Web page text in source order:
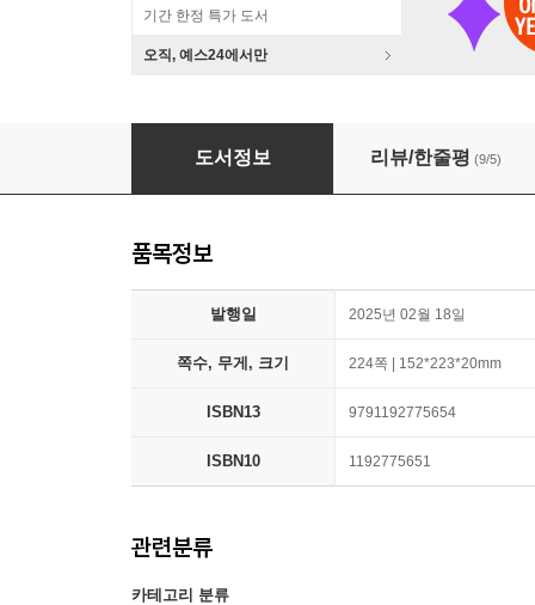
기간 한정 특가 도서
오직, 예스24에서만
우리는 AI와 공부한다
도서정보 리뷰/한줄평 (9/5)
품목정보
발행일 2025년 02월 18일
쪽수, 무게, 크기 224쪽 | 152*223*20mm
ISBN13 9791192775654
ISBN10 1192775651
관련분류
카테고리 분류